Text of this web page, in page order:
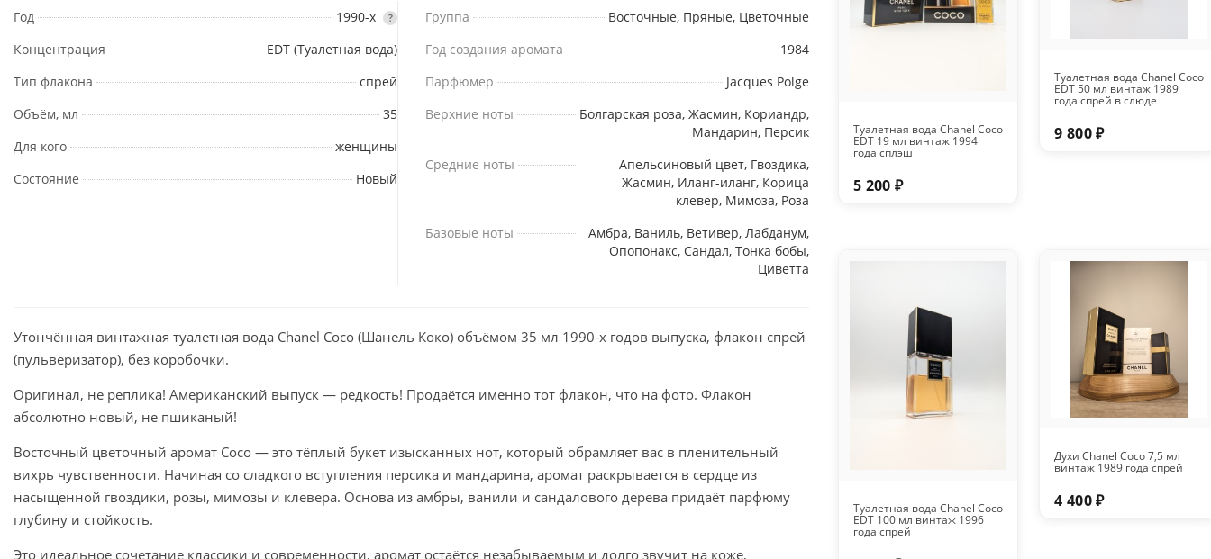
Год 1990-х ?
Концентрация
EDT (Туалетная вода)
Тип флакона
спрей
Объём, мл
35
Для кого
женщины
Состояние
Новый
Группа
Восточные, Пряные, Цветочные
Год создания аромата
1984
Парфюмер
Jacques Polge
Верхние ноты
Болгарская роза, Жасмин, Кориандр,
Мандарин, Персик
Средние ноты
Апельсиновый цвет, Гвоздика,
Жасмин, Иланг-иланг, Корица
клевер, Мимоза, Роза
Базовые ноты
Амбра, Ваниль, Ветивер, Лабданум,
Опопонакс, Сандал, Тонка бобы,
Циветта
Утончённая винтажная туалетная вода Chanel Coco (Шанель Коко) объёмом 35 мл 1990-х годов выпуска, флакон спрей
(пульверизатор), без коробочки.
Оригинал, не реплика! Американский выпуск — редкость! Продаётся именно тот флакон, что на фото. Флакон
абсолютно новый, не пшиканый!
Восточный цветочный аромат Coco — это тёплый букет изысканных нот, который обрамляет вас в пленительный
вихрь чувственности. Начиная со сладкого вступления персика и мандарина, аромат раскрывается в сердце из
насыщенной гвоздики, розы, мимозы и клевера. Основа из амбры, ванили и сандалового дерева придаёт парфюму
глубину и стойкость.
Это идеальное сочетание классики и современности, аромат остаётся незабываемым и долго звучит на коже,
Туалетная вода Chanel Coco
EDT 19 мл винтаж 1994
года сплэш
5 200 ₽
Туалетная вода Chanel Coco
EDT 50 мл винтаж 1989
года спрей в слюде
9 800 ₽
Туалетная вода Chanel Coco
EDT 100 мл винтаж 1996
года спрей
Духи Chanel Coco 7,5 мл
винтаж 1989 года спрей
4 400 ₽